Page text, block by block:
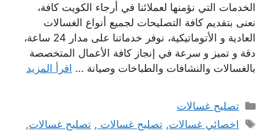
الخدمات التي نؤمنها لعملائنا في أرجاء الكويت كافة،
نعنى بتقديم كافة التصليحات لجميع أنواع الغسالات
العادية و الأتوماتيكية، نوفر خدماتنا على مدار 24 ساعة،
دقة و تميز و سرعة في إنجاز كافة الأعمال المتخصصة
بالغسالات والنشافات والطباخات وصيانة … اقرأ المزيد
التصنيفات
تصليح غسالات
الوسوم
اخصائي غسالات,تصليح غسالات ,تصليح غسالات,